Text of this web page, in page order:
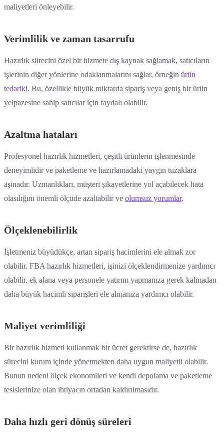
maliyetleri önleyebilir.
Verimlilik ve zaman tasarrufu
Hazırlık sürecini özel bir hizmete dış kaynak sağlamak, satıcıların
işlerinin diğer yönlerine odaklanmalarını sağlar, örneğin ürün
tedariki. Bu, özellikle büyük miktarda sipariş veya geniş bir ürün
yelpazesine sahip satıcılar için faydalı olabilir.
Azaltma hataları
Profesyonel hazırlık hizmetleri, çeşitli ürünlerin işlenmesinde
deneyimlidir ve paketleme ve hazırlamadaki yaygın tuzaklara
aşinadır. Uzmanlıkları, müşteri şikayetlerine yol açabilecek hata
olasılığını önemli ölçüde azaltabilir ve olumsuz yorumlar.
Ölçeklenebilirlik
İşletmeniz büyüdükçe, artan sipariş hacimlerini ele almak zor
olabilir. FBA hazırlık hizmetleri, işinizi ölçeklendirmenize yardımcı
olabilir, ek alana veya personele yatırım yapmanıza gerek kalmadan
daha büyük hacimli siparişleri ele almanıza yardımcı olabilir.
Maliyet verimliliği
Bir hazırlık hizmeti kullanmak bir ücret gerektirse de, hazırlık
sürecini kurum içinde yönetmekten daha uygun maliyetli olabilir.
Bunun nedeni ölçek ekonomileri ve kendi depolama ve paketleme
tesislerinize olan ihtiyacın ortadan kaldırılmasıdır.
Daha hızlı geri dönüş süreleri